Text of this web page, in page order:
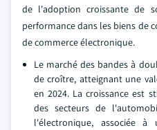
de l'adoption croissante de
performance dans les biens de
de commerce électronique.
Le marché des bandes à
de croître, atteignant une
en 2024. La croissance est
des secteurs de
l'électronique, associée